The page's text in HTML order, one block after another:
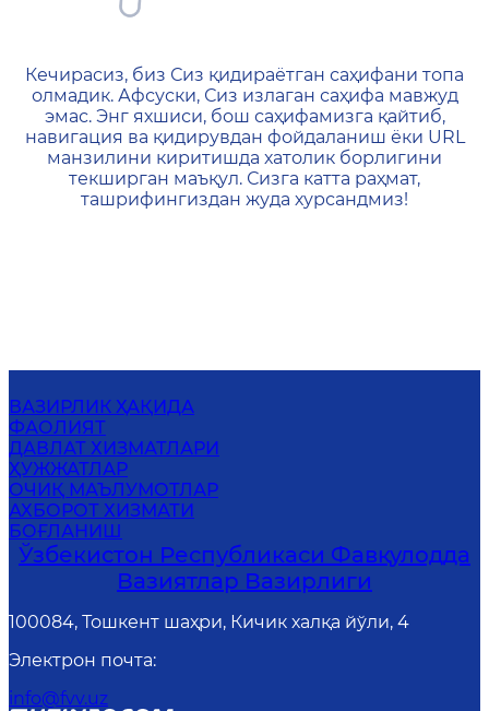
404 — Страница не
Кечирасиз, биз Сиз қидираётган саҳифани топа
олмадик. Афсуски, Сиз излаган саҳифа мавжуд
эмас. Энг яхшиси, бош саҳифамизга қайтиб,
навигация ва қидирувдан фойдаланиш ёки URL
манзилини киритишда хатолик борлигини
текширган маъқул. Сизга катта раҳмат,
ташрифингиздан жуда хурсандмиз!
ВАЗИРЛИК ҲАҚИДА
ФАОЛИЯТ
ДАВЛАТ ХИЗМАТЛАРИ
ҲУЖЖАТЛАР
ОЧИҚ МАЪЛУМОТЛАР
АХБОРОТ ХИЗМАТИ
БОҒЛАНИШ
Ўзбекистон Республикаси Фавқулодда
Вазиятлар Вазирлиги
100084, Тошкент шаҳри, Кичик халқа йўли, 4
Электрон почта:
info@fvv.uz